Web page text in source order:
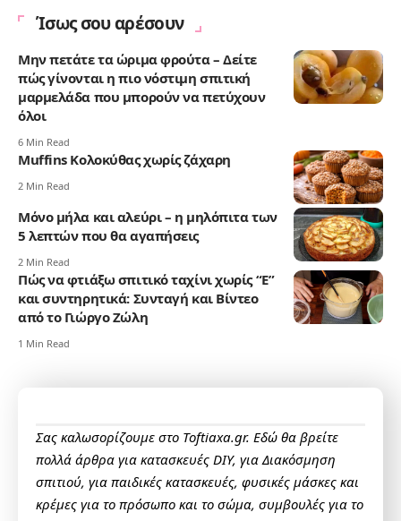
Ίσως σου αρέσουν
Μην πετάτε τα ώριμα φρούτα – Δείτε
πώς γίνονται η πιο νόστιμη σπιτική
μαρμελάδα που μπορούν να πετύχουν
όλοι
6 Min Read
Muffins Κολοκύθας χωρίς ζάχαρη
2 Min Read
Μόνο μήλα και αλεύρι – η μηλόπιτα των
5 λεπτών που θα αγαπήσεις
2 Min Read
Πώς να φτιάξω σπιτικό ταχίνι χωρίς “Ε”
και συντηρητικά: Συνταγή και Βίντεο
από το Γιώργο Ζώλη
1 Min Read
Σας καλωσορίζουμε στο Toftiaxa.gr. Εδώ θα βρείτε
πολλά άρθρα για κατασκευές DIY, για Διακόσμηση
σπιτιού, για παιδικές κατασκευές, φυσικές μάσκες και
κρέμες για το πρόσωπο και το σώμα, συμβουλές για το